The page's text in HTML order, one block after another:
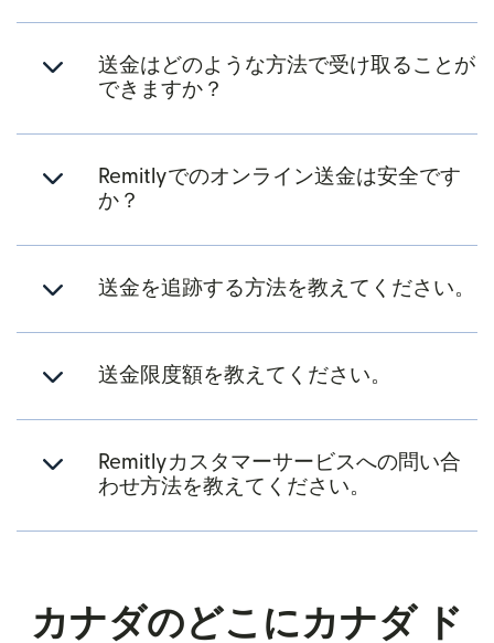
送金はどのような方法で受け取ることが
できますか？
Remitlyでのオンライン送金は安全です
か？
送金を追跡する方法を教えてください。
送金限度額を教えてください。
Remitlyカスタマーサービスへの問い合
わせ方法を教えてください。
カナダのどこにカナダ ド